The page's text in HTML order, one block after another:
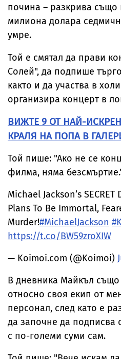
почина – разкрива също
милиона долара
умре.
Той е смятал да прави
Солей", да подпише
както и да участва в
организира концерт в
ВИЖТЕ 9 ОТ НАЙ-
КРАЛЯ НА ПОПА В
Той пише: "Ако не се
филма, няма
Michael Jackson’s
Plans To Be Immortal,
Murder!#MichaelJackson
https://t.co/BW59zroXIW
— Koimoi.com (@Koimoi)
В дневника Майкъл
относно своя екип от
персонал, след като е
да започне да подписва
с по-големи суми сам.